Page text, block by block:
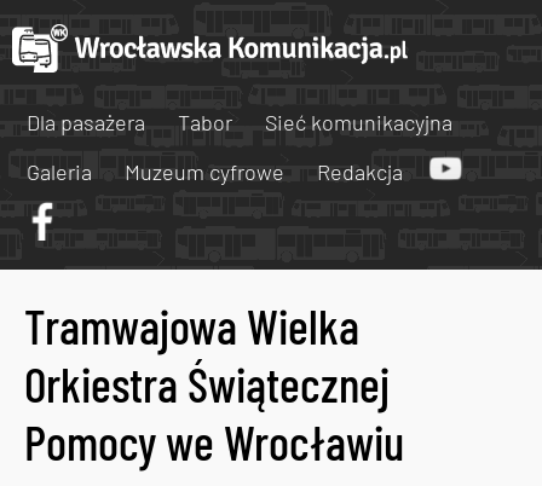
Dla pasażera Tabor
Sieć komunikacyjna
Galeria
Muzeum cyfrowe Redakcja
Tramwajowa Wielka
Orkiestra Świątecznej
Pomocy we Wrocławiu